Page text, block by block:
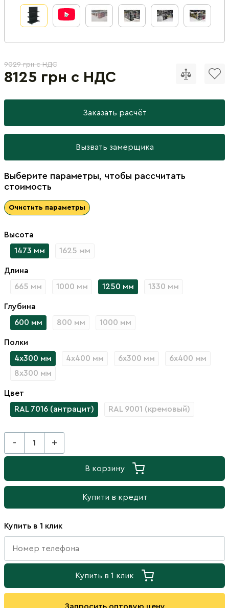
9029 грн с НДС
8125 грн с НДС
Заказать расчёт
Вызвать замерщика
Выберите параметры, чтобы рассчитать
стоимость
Очистить параметры
Высота
1473 мм
1625 мм
Длина
665 мм
1000 мм 1250 мм 1330 мм
Глубина
600 мм
800 мм 1000 мм
Полки
4х300 мм
4х400 мм 6х300 мм
6х400 мм
8х300 мм
Цвет
RAL 7016 (антрацит)
RAL 9001 (кремовый)
- +
В корзину
Купити в кредит
Купить в 1 клик
Купить в 1 клик
Запросить оптовую цену